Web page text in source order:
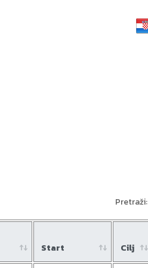
Pretraži:
Start Cilj